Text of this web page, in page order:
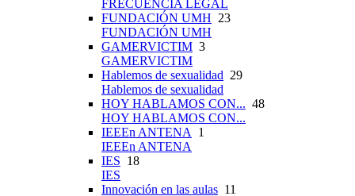
FRECUENCIA LEGAL
FUNDACIÓN UMH 23
FUNDACIÓN UMH
GAMERVICTIM 3
GAMERVICTIM
Hablemos de sexualidad 29
Hablemos de sexualidad
HOY HABLAMOS CON... 48
HOY HABLAMOS CON...
IEEEn ANTENA
1
IEEEn ANTENA
IES 18
IES
Innovación en las aulas 11